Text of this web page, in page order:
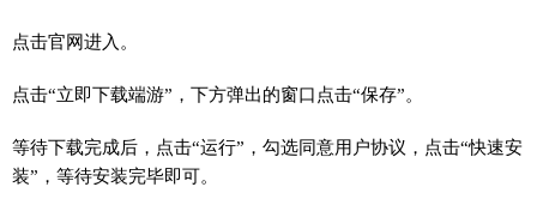
点击官网进入。
点击“立即下载端游”，下方弹出的窗口点击“保存”。
等待下载完成后，点击“运行”，勾选同意用户协议，点击“快速安
装”，等待安装完毕即可。